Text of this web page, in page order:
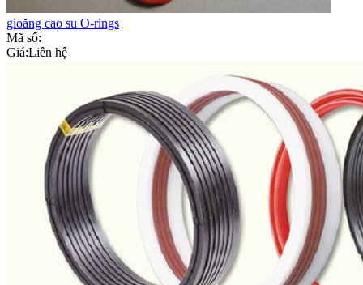
gioăng cao su O-rings
Mã số:
Giá:Liên hệ